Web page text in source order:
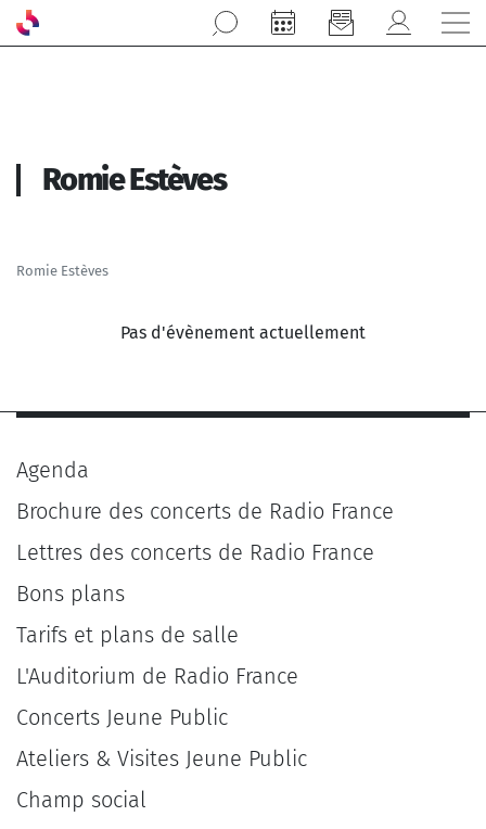
Aller au contenu principal
Romie Estèves
Romie Estèves
Pas d'évènement actuellement
Agenda
Brochure des concerts de Radio France
Lettres des concerts de Radio France
Bons plans
Tarifs et plans de salle
L'Auditorium de Radio France
Concerts Jeune Public
Ateliers & Visites Jeune Public
Champ social